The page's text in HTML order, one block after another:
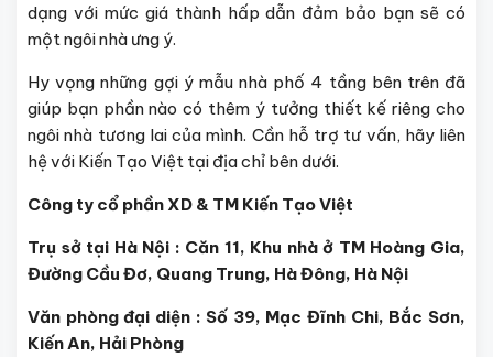
dạng với mức giá thành hấp dẫn đảm bảo bạn sẽ có
một ngôi nhà ưng ý.
Hy vọng những gợi ý mẫu nhà phố 4 tầng bên trên đã
giúp bạn phần nào có thêm ý tưởng thiết kế riêng cho
ngôi nhà tương lai của mình. Cần hỗ trợ tư vấn, hãy liên
hệ với Kiến Tạo Việt tại địa chỉ bên dưới.
Công ty cổ phần XD & TM Kiến Tạo Việt
Trụ sở tại Hà Nội : Căn 11, Khu nhà ở TM Hoàng Gia,
Đường Cầu Đơ, Quang Trung, Hà Đông, Hà Nội
Văn phòng đại diện : Số 39, Mạc Đĩnh Chi, Bắc Sơn,
Kiến An, Hải Phòng